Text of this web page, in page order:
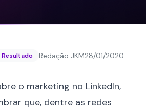
Resultado Redação JKM28/01/2020
o marketing no LinkedIn,
que, dentre as redes